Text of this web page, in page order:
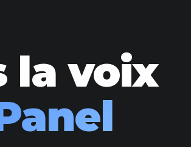
la voix